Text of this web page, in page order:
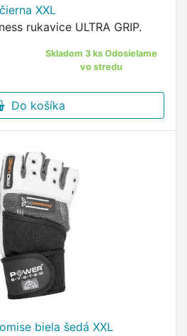
XXL
rukavice ULTRA GRIP.
Skladom 3 ks Odosielame
vo stredu
Do košíka
biela šedá XXL